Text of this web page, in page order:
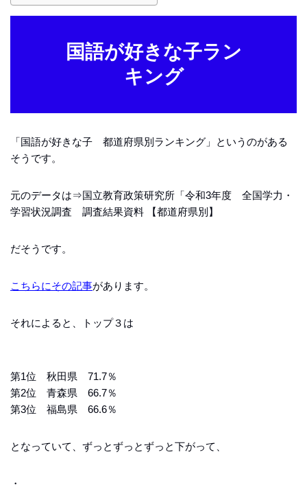
国語が好きな子ラン
キング
「国語が好きな子 都道府県別ランキング」というのがある
そうです。
元のデータは⇒国立教育政策研究所「令和3年度 全国学力・
学習状況調査 調査結果資料 【都道府県別】
だそうです。
こちらにその記事があります。
それによると、トップ３は
第1位 秋田県 71.7％
第2位 青森県 66.7％
第3位 福島県 66.6％
となっていて、ずっとずっとずっと下がって、